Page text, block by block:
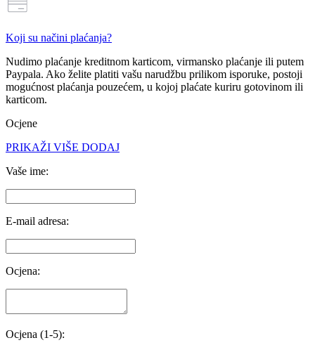
Koji su načini plaćanja?
Nudimo plaćanje kreditnom karticom, virmansko plaćanje ili putem
Paypala. Ako želite platiti vašu narudžbu prilikom isporuke, postoji
mogućnost plaćanja pouzećem, u kojoj plaćate kuriru gotovinom ili
karticom.
Ocjene
PRIKAŽI VIŠE DODAJ
Vaše ime:
E-mail adresa:
Ocjena:
Ocjena (1-5):